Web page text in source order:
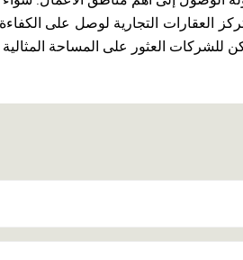
العقارات التجارية لوصل على
العثور على المساحة المثالية